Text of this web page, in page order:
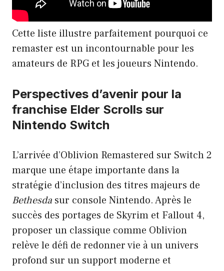
Cette liste illustre parfaitement pourquoi ce
remaster est un incontournable pour les
amateurs de RPG et les joueurs Nintendo.
Perspectives d’avenir pour la
franchise Elder Scrolls sur
Nintendo Switch
L’arrivée d’Oblivion Remastered sur Switch 2
marque une étape importante dans la
stratégie d’inclusion des titres majeurs de
Bethesda sur console Nintendo. Après le
succès des portages de Skyrim et Fallout 4,
proposer un classique comme Oblivion
relève le défi de redonner vie à un univers
profond sur un support moderne et